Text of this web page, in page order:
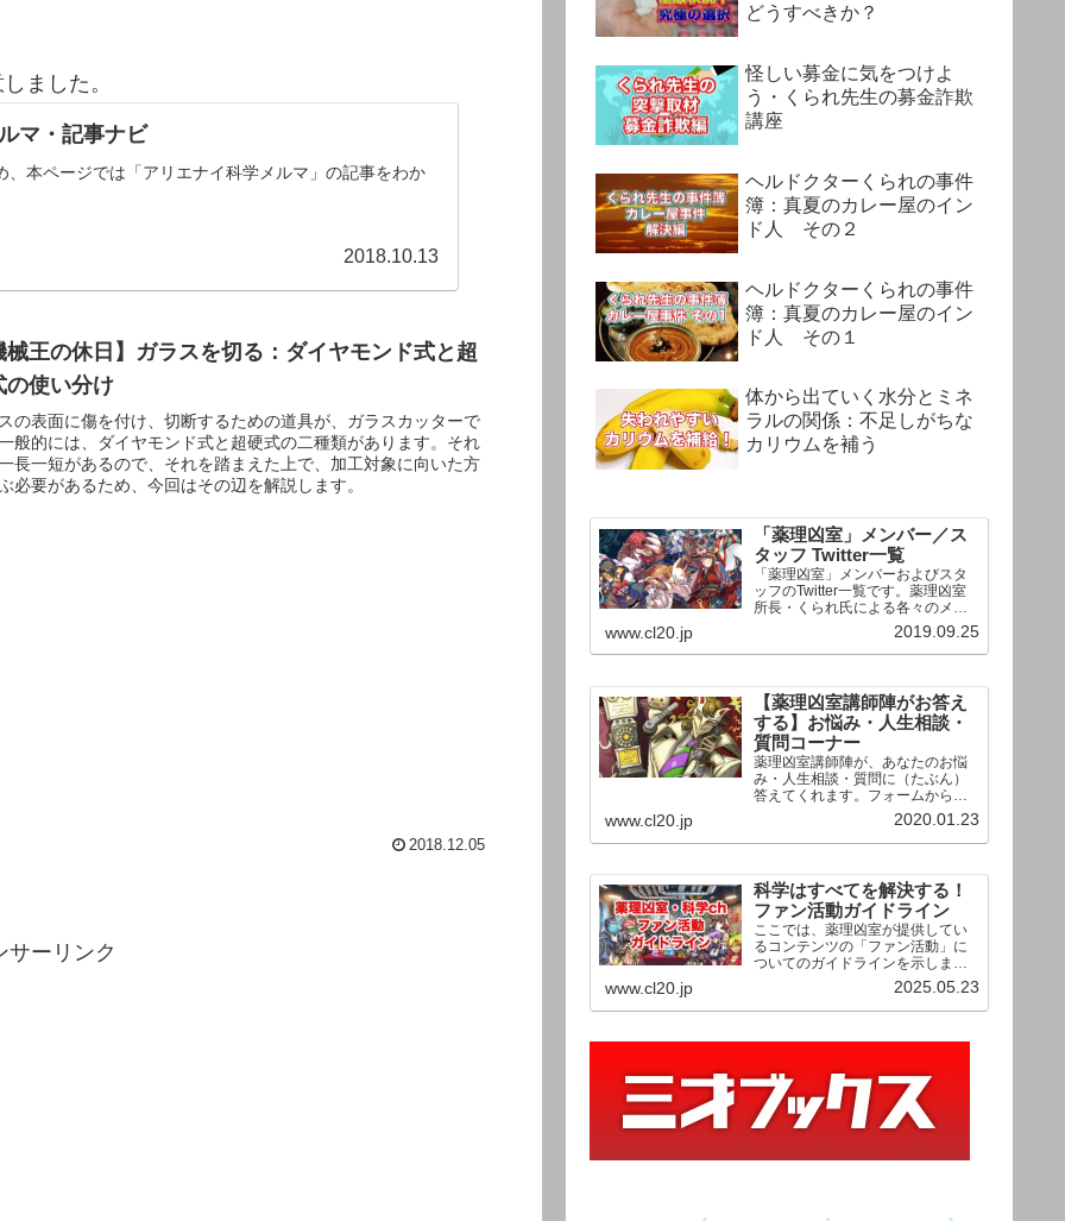
ました。
マ・記事ナビ
、本ページでは「アリエナイ科学メルマ」の記事をわか
2018.10.13
械王の休日】ガラスを切る：ダイヤモンド式と超
の使い分け
の表面に傷を付け、切断するための道具が、ガラスカッターで
般的には、ダイヤモンド式と超硬式の二種類があります。それ
長一短があるので、それを踏まえた上で、加工対象に向いた方
必要があるため、今回はその辺を解説します。
2018.12.05
サーリンク
どうすべきか？
怪しい募金に気をつけよ
う・くられ先生の募金詐欺
講座
ヘルドクターくられの事件
簿：真夏のカレー屋のイン
ド人 その２
ヘルドクターくられの事件
簿：真夏のカレー屋のイン
ド人 その１
体から出ていく水分とミネ
ラルの関係：不足しがちな
カリウムを補う
「薬理凶室」メンバー／ス
タッフ Twitter一覧
「薬理凶室」メンバーおよびスタ
ッフのTwitter一覧です。薬理凶室
所長・くられ氏による各々のメン
バーの一言紹介付き。Twitterへの
リンクの下にあるフォローボタン
を押すとそのままフォローできま
www.cl20.jp 2019.09.25
【薬理凶室講師陣がお答え
する】お悩み・人生相談・
質問コーナー
薬理凶室講師陣が、あなたのお悩
み・人生相談・質問に（たぶん）
答えてくれます。フォームからお
送りいただいた相談は、順次、動
画として公開される予定（時期未
定）！ どうぞお気軽にご質問く
www.cl20.jp 2020.01.23
科学はすべてを解決する！
ファン活動ガイドライン
ここでは、薬理凶室が提供してい
るコンテンツの「ファン活動」に
ついてのガイドラインを示しま
す。ご利用の場合は当ガイドライ
ンを遵守して頂けますよう、よろ
しくお願い申し上げます。
www.cl20.jp 2025.05.23